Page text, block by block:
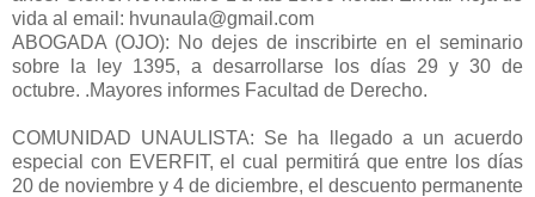
vida al email: hvunaula@gmail.com
ABOGADA (OJO): No dejes de inscribirte en el seminario
sobre la ley 1395, a desarrollarse los días 29 y 30 de
octubre. .Mayores informes Facultad de Derecho.
COMUNIDAD UNAULISTA: Se ha llegado a un acuerdo
especial con EVERFIT, el cual permitirá que entre los días
20 de noviembre y 4 de diciembre, el descuento permanente